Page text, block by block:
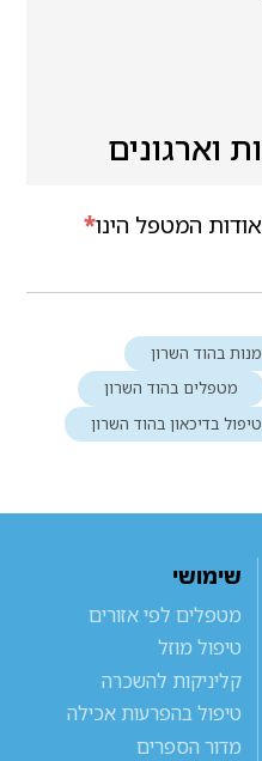
וארגונים
*המטפל הינו
בהוד השרון
מטפלים בהוד השרון
טיפול בדיכאון בהוד השרון
שימושי
מטפלים לפי אזורים
טיפול מוזל
קליניקות להשכרה
טיפול בהפרעות אכילה
מדור הספרים